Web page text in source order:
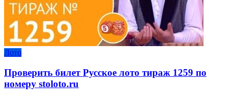
Лото
Проверить билет Русское лото тираж 1259 по
номеру stoloto.ru